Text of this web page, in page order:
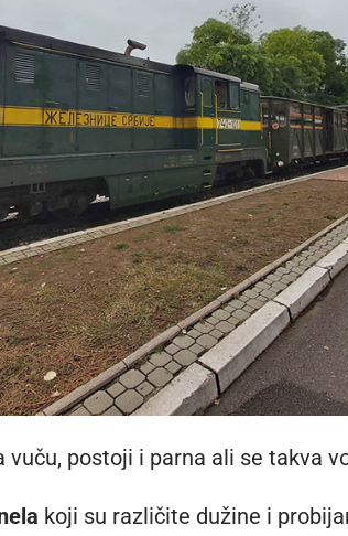
postoji i parna ali se takva
koji su različite dužine i